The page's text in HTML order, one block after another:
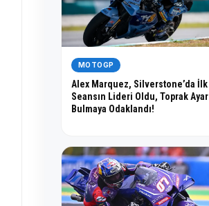
MOTOGP
Alex Marquez, Silverstone’da İlk
Seansın Lideri Oldu, Toprak Ayar
Bulmaya Odaklandı!